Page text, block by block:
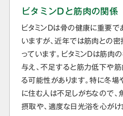
ビタミンDと筋肉の関係
ビタミンDは骨の健康に重要で
いますが、近年では筋肉との
っています。ビタミンDは筋肉
与え、不足すると筋力低下や
る可能性があります。特に冬
に住む人は不足しがちなので、
摂取や、適度な日光浴を心がけ